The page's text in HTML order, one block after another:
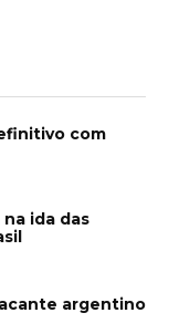
com
ida das
argentino